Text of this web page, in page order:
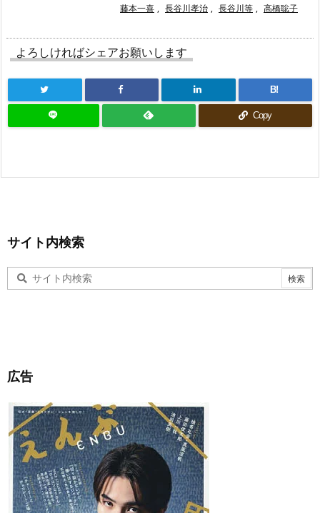
藤本一喜 , 長谷川孝治 , 長谷川等 , 高橋聡子
よろしければシェアお願いします
B!
Copy
サイト内検索
広告